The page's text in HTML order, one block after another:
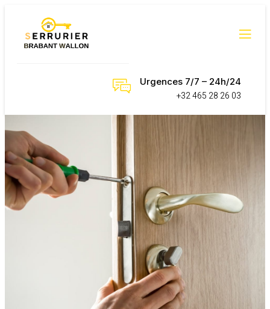
Urgences 7/7 – 24h/24
+32 465 28 26 03